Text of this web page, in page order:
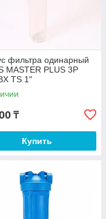
фильтра одинарный
MASTER PLUS 3P
TS 1"
₸
Купить